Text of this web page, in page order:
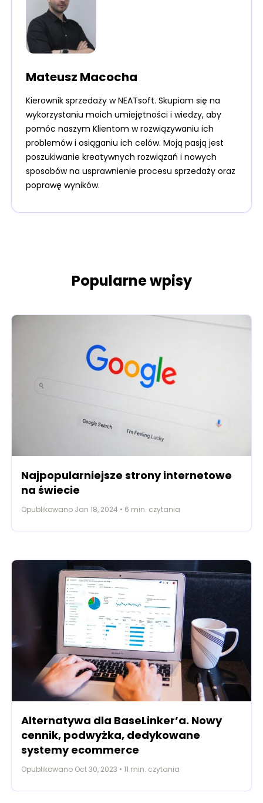
Mateusz Macocha
Kierownik sprzedaży w NEATsoft. Skupiam się na
wykorzystaniu moich umiejętności i wiedzy, aby
pomóc naszym Klientom w rozwiązywaniu ich
problemów i osiąganiu ich celów. Moją pasją jest
poszukiwanie kreatywnych rozwiązań i nowych
sposobów na usprawnienie procesu sprzedaży oraz
poprawę wyników.
Popularne wpisy
Najpopularniejsze strony internetowe
na świecie
Opublikowano Jan 18, 2024 • 6 min. czytania
Alternatywa dla BaseLinker’a. Nowy
cennik, podwyżka, dedykowane
systemy ecommerce
Opublikowano Oct 30, 2023 • 11 min. czytania